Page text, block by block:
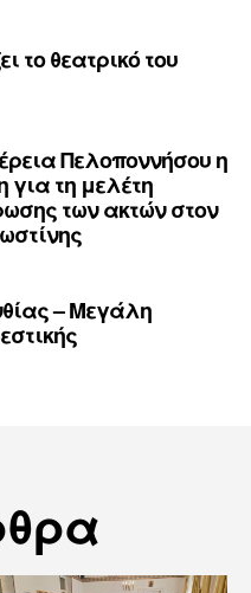
το θεατρικό του
Πελοποννήσου η
τη μελέτη
των ακτών στον
– Μεγάλη